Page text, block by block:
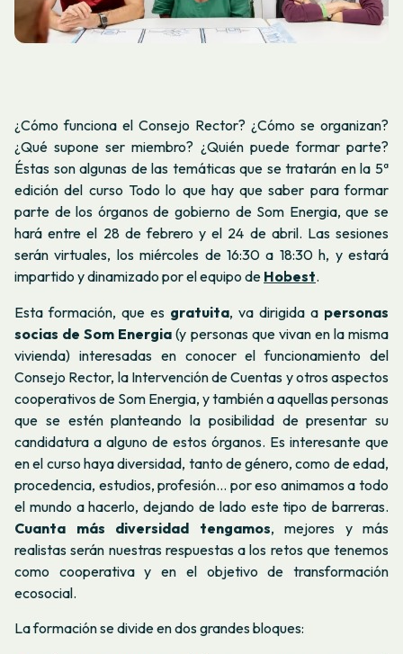
¿Cómo funciona el Consejo Rector? ¿Cómo se organizan?
¿Qué supone ser miembro? ¿Quién puede formar parte?
Éstas son algunas de las temáticas que se tratarán en la 5ª
edición del curso Todo lo que hay que saber para formar
parte de los órganos de gobierno de Som Energia,que se
hará entre el 28 de febrero y el 24 de abril. Las sesiones
serán virtuales, los miércoles de 16:30 a 18:30 h, y estará
impartido y dinamizado por el equipo de Hobest.
Esta formación, que es gratuita, va dirigida a personas
socias de Som Energia (y personas que vivan en la misma
vivienda) interesadas en conocer el funcionamiento del
Consejo Rector, la Intervención de Cuentas y otros aspectos
cooperativos de Som Energia, y también a aquellas personas
que se estén planteando la posibilidad de presentar su
candidatura a alguno de estos órganos. Es interesante que
en el curso haya diversidad, tanto de género, como de edad,
procedencia, estudios, profesión… por eso animamos a todo
el mundo a hacerlo, dejando de lado este tipo de barreras.
Cuanta más diversidad tengamos, mejores y más
realistas serán nuestras respuestas a los retos que tenemos
como cooperativa y en el objetivo de transformación
ecosocial.
La formación se divide en dos grandes bloques: